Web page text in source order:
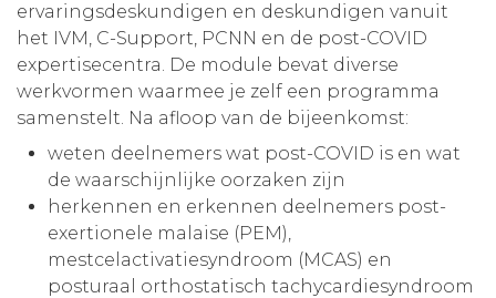
ervaringsdeskundigen en deskundigen vanuit
het IVM, C-Support, PCNN en de post-COVID
expertisecentra. De module bevat diverse
werkvormen waarmee je zelf een programma
samenstelt. Na afloop van de bijeenkomst:
weten deelnemers wat post-COVID is en wat
de waarschijnlijke oorzaken zijn
herkennen en erkennen deelnemers post-
exertionele malaise (PEM),
mestcelactivatiesyndroom (MCAS) en
posturaal orthostatisch tachycardiesyndroom